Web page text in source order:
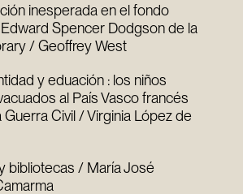
inesperada en el fondo
Spencer Dodgson de la
/ Geoffrey West
y eduación : los niños
al País Vasco francés
Guerra Civil / Virginia López de
bibliotecas / María José